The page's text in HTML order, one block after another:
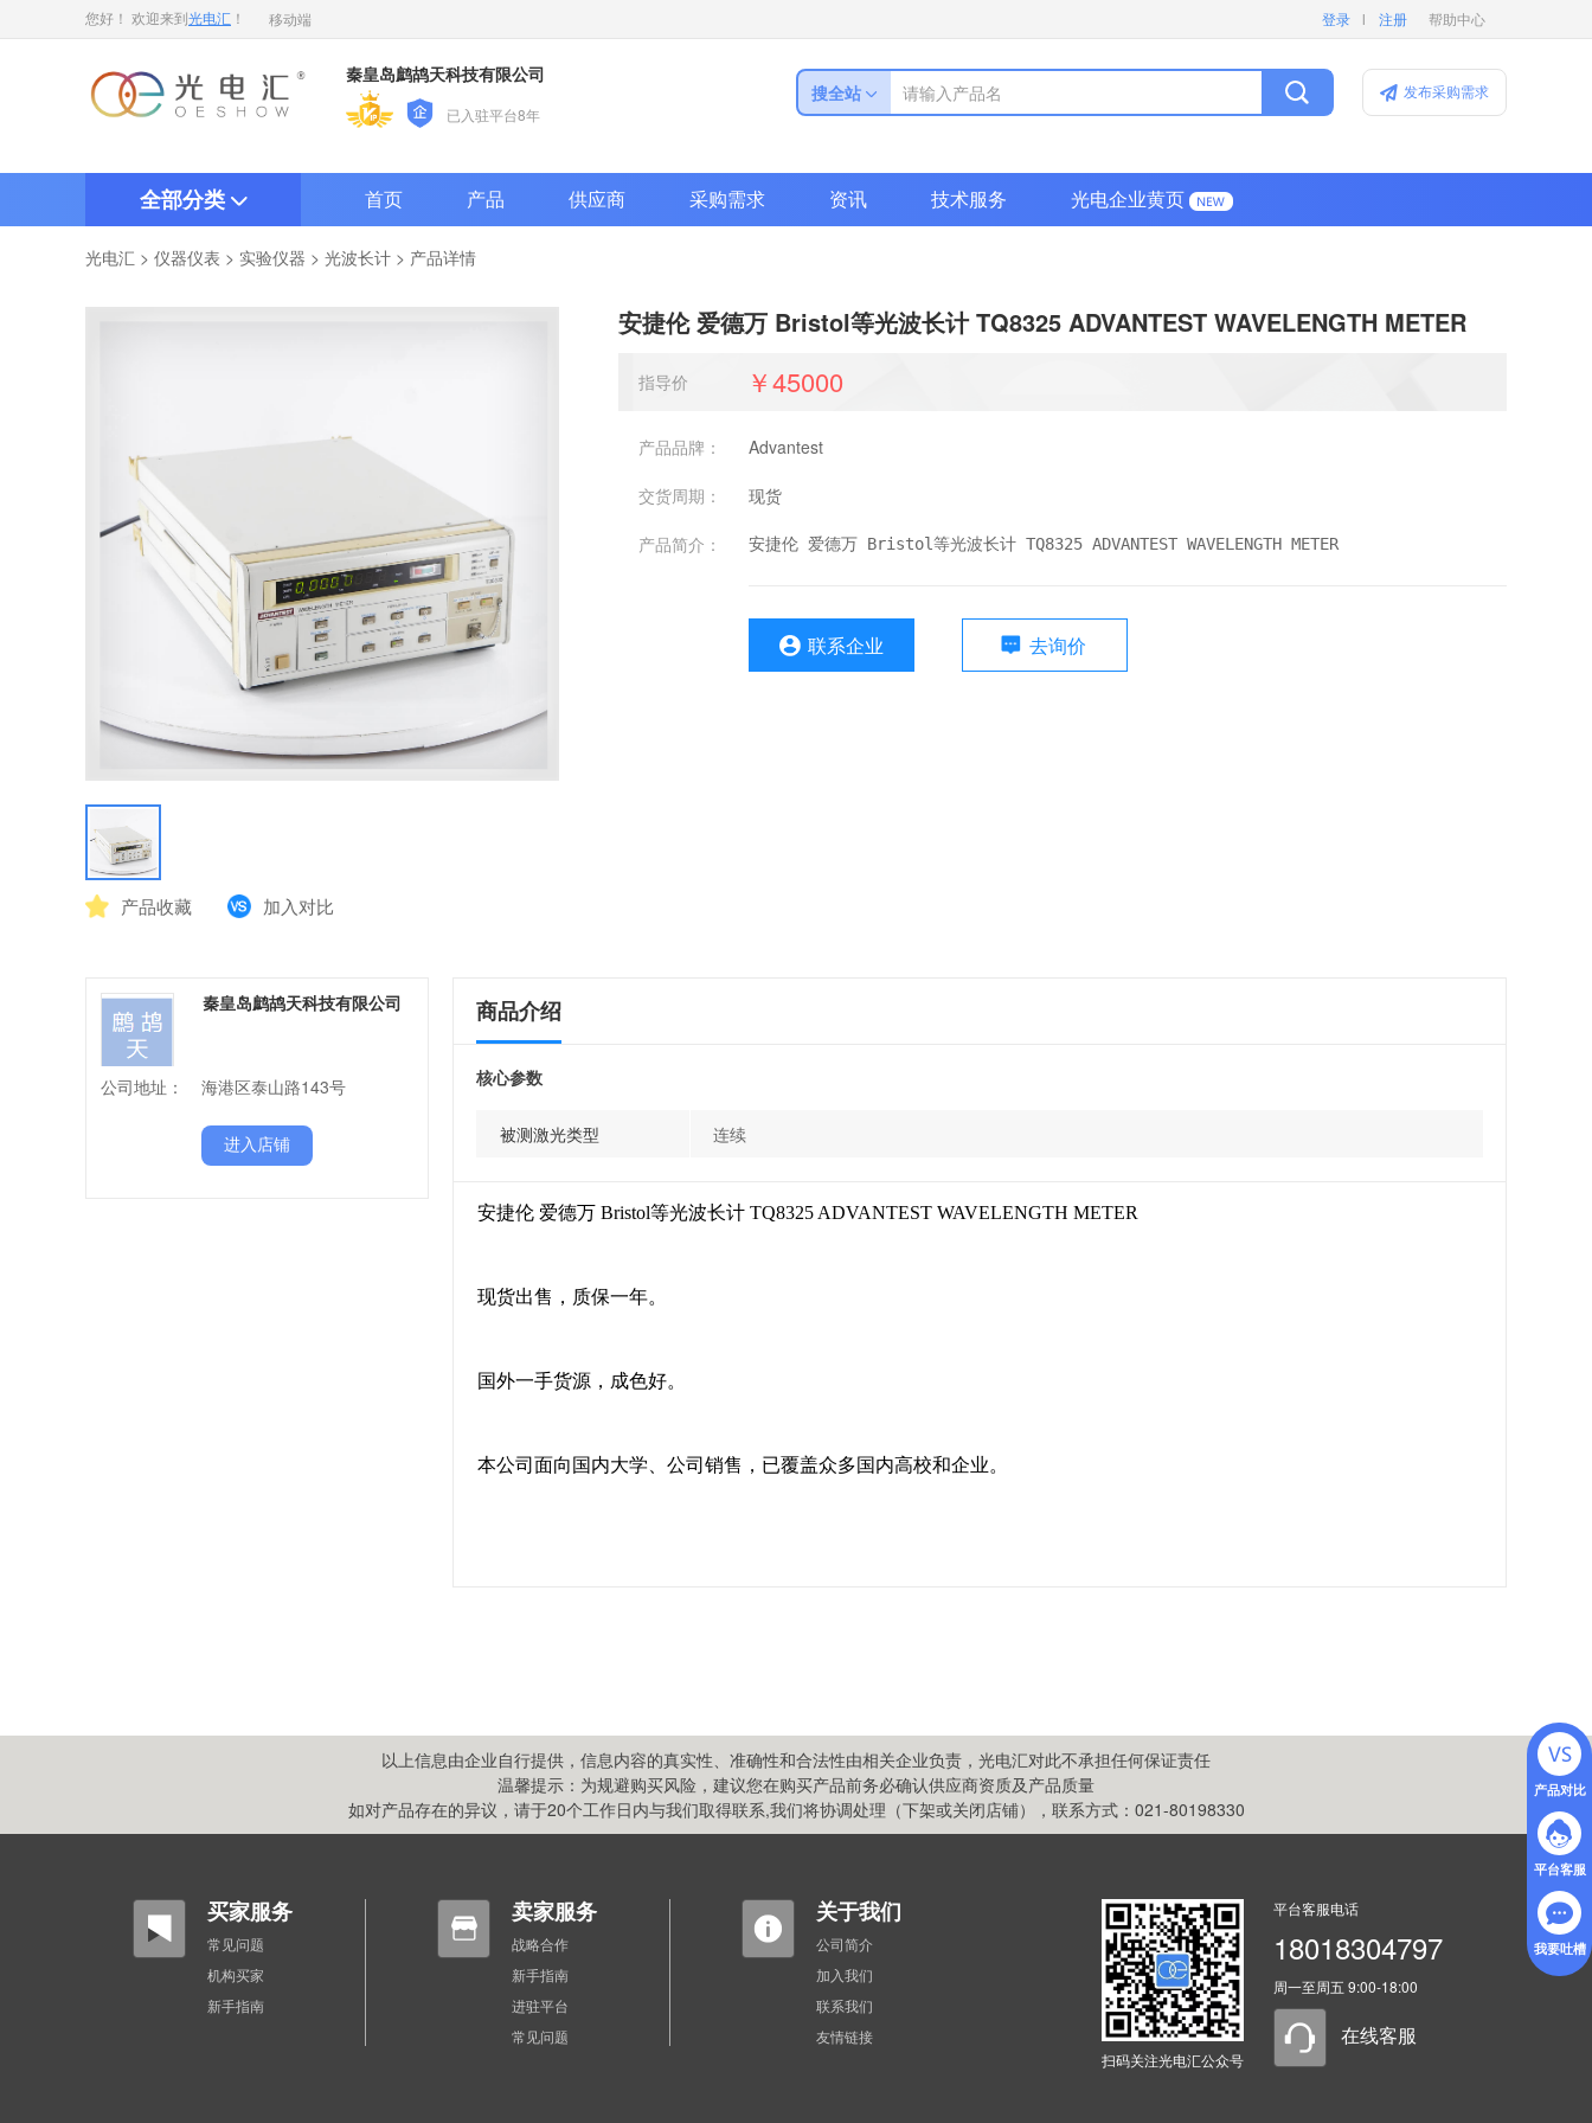
产品对比
平台客服
我要吐槽
您好！ 欢迎来到 光电汇 ！ 移动端 登录 l 注册 帮助中心
秦皇岛鹧鸪天科技有限公司
已入驻平台8年
搜全站 发布采购需求
全部分类 首页 产品 供应商 采购需求 资讯 技术服务 光电企业黄页
光电汇 > 仪器仪表 > 实验仪器 > 光波长计 > 产品详情
产品收藏 加入对比
安捷伦 爱德万 Bristol等光波长计 TQ8325 ADVANTEST WAVELENGTH METER
指导价 ￥45000
产品品牌： Advantest
交货周期： 现货
产品简介： 安捷伦 爱德万 Bristol等光波长计 TQ8325 ADVANTEST WAVELENGTH METER
联系企业 去询价
秦皇岛鹧鸪天科技有限公司
公司地址： 海港区泰山路143号
进入店铺
商品介绍
核心参数
被测激光类型 连续
以上信息由企业自行提供，信息内容的真实性、准确性和合法性由相关企业负责，光电汇对此不承担任何保证责任
温馨提示：为规避购买风险，建议您在购买产品前务必确认供应商资质及产品质量
如对产品存在的异议，请于20个工作日内与我们取得联系,我们将协调处理（下架或关闭店铺），联系方式：021-80198330
买家服务
常见问题
机构买家
新手指南
卖家服务
战略合作
新手指南
进驻平台
常见问题
关于我们
公司简介
加入我们
联系我们
友情链接
扫码关注光电汇公众号
平台客服电话
18018304797
周一至周五 9:00-18:00
在线客服